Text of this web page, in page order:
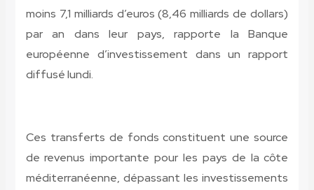
moins 7,1 milliards d’euros (8,46 milliards de dollars)
par an dans leur pays, rapporte la Banque
européenne d’investissement dans un rapport
diffusé lundi.
Ces transferts de fonds constituent une source
de revenus importante pour les pays de la côte
méditerranéenne, dépassant les investissements